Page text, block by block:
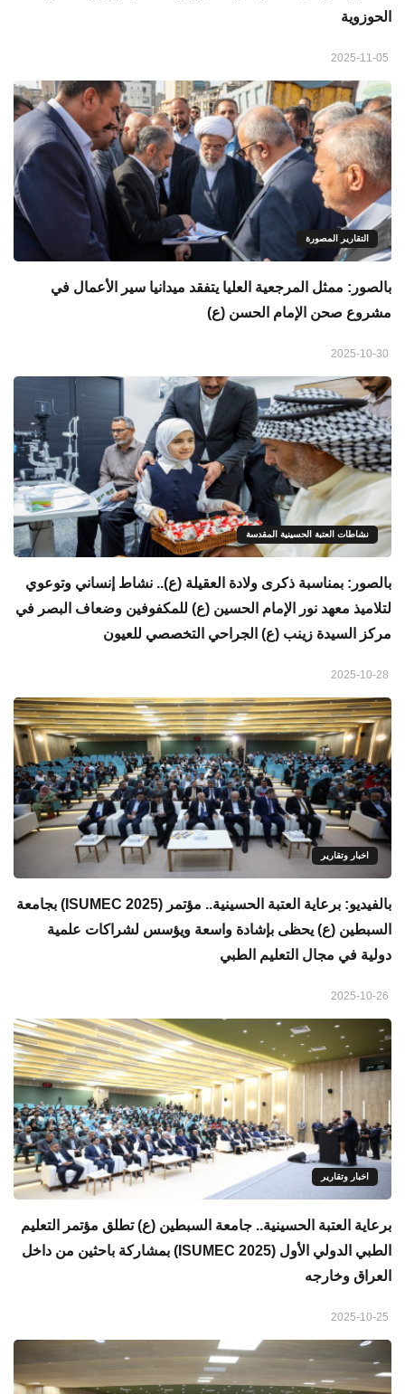
الحوزوية
التقارير المصورة
بالصور: ممثل المرجعية العليا يتفقد ميدانيا سير الأعمال في
مشروع صحن الإمام الحسن (ع)
نشاطات العتبة الحسينية المقدسة
بالصور: بمناسبة ذكرى ولادة العقيلة (ع).. نشاط إنساني وتوعوي
لتلاميذ معهد نور الإمام الحسين (ع) للمكفوفين وضعاف البصر في
مركز السيدة زينب (ع) الجراحي التخصصي للعيون
اخبار وتقارير
بالفيديو: برعاية العتبة الحسينية.. مؤتمر (ISUMEC 2025) بجامعة
السبطين (ع) يحظى بإشادة واسعة ويؤسس لشراكات علمية
دولية في مجال التعليم الطبي
اخبار وتقارير
برعاية العتبة الحسينية.. جامعة السبطين (ع) تطلق مؤتمر التعليم
الطبي الدولي الأول (ISUMEC 2025) بمشاركة باحثين من داخل
العراق وخارجه